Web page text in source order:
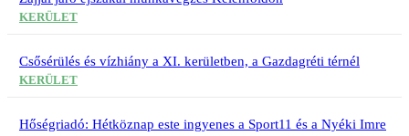
KERÜLET
Csősérülés és vízhiány a XI. kerületben, a Gazdagréti térnél
KERÜLET
Hőségriadó: Hétköznap este ingyenes a Sport11 és a Nyéki Imre